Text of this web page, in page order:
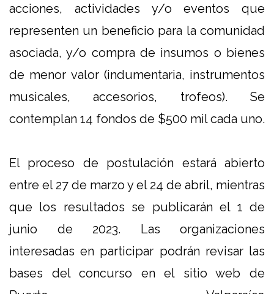
acciones, actividades y/o eventos que
representen un beneficio para la comunidad
asociada, y/o compra de insumos o bienes
de menor valor (indumentaria, instrumentos
musicales, accesorios, trofeos). Se
contemplan 14 fondos de $500 mil cada uno.
El proceso de postulación estará abierto
entre el 27 de marzo y el 24 de abril, mientras
que los resultados se publicarán el 1 de
junio de 2023. Las organizaciones
interesadas en participar podrán revisar las
bases del concurso en el sitio web de